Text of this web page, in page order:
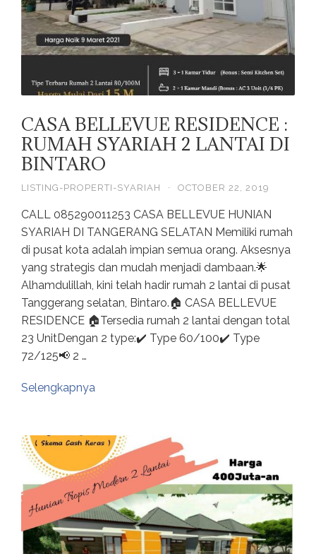
CASA BELLEVUE RESIDENCE :
RUMAH SYARIAH 2 LANTAI DI
BINTARO
LISTING-PROPERTI-SYARIAH · OCTOBER 22, 2019
CALL 085290011253 CASA BELLEVUE HUNIAN
SYARIAH DI TANGERANG SELATAN Memiliki rumah
di pusat kota adalah impian semua orang. Aksesnya
yang strategis dan mudah menjadi dambaan.🌟
Alhamdulillah, kini telah hadir rumah 2 lantai di pusat
Tanggerang selatan, Bintaro.🏠 CASA BELLEVUE
RESIDENCE 🏠Tersedia rumah 2 lantai dengan total
23 UnitDengan 2 type:✔️ Type 60/100✔️ Type
72/125📢 2 …
Selengkapnya